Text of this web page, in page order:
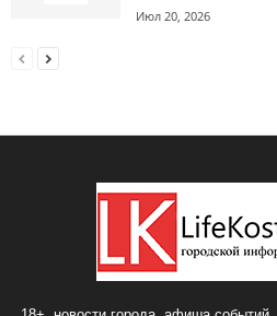
Июл 20, 2026